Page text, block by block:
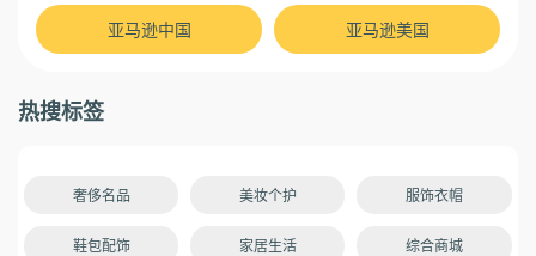
亚马逊中国 亚马逊美国
热搜标签
奢侈名品 美妆个护 服饰衣帽
鞋包配饰 家居生活 综合商城